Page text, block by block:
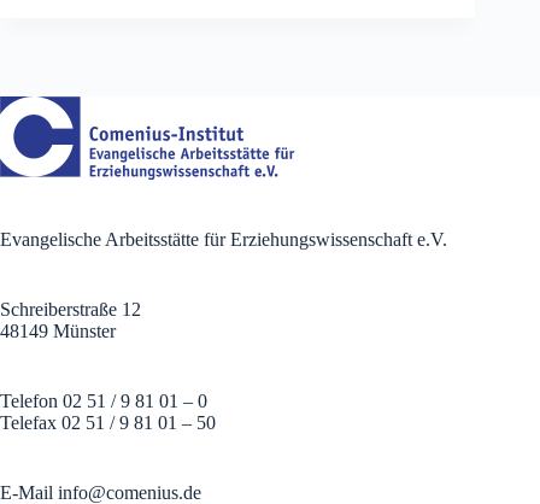
Evangelische Arbeitsstätte für Erziehungswissenschaft e.V.
Schreiberstraße 12
48149 Münster
Telefon 02 51 / 9 81 01 – 0
Telefax 02 51 / 9 81 01 – 50
E-Mail info@comenius.de